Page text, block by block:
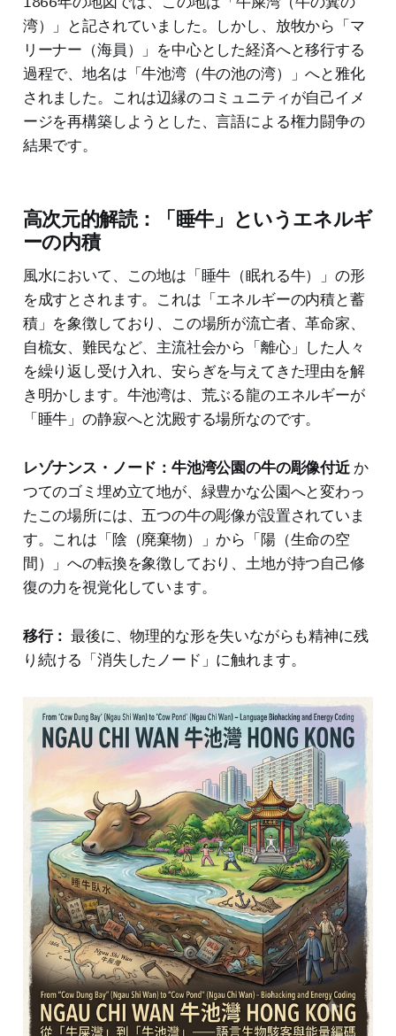
湾）」と記されていました。しかし、放牧から「マ
リーナー（海員）」を中心とした経済へと移行する
過程で、地名は「牛池湾（牛の池の湾）」へと雅化
されました。これは辺縁のコミュニティが自己イメ
ージを再構築しようとした、言語による権力闘争の
結果です。
高次元的解読：「睡牛」というエネルギ
ーの内積
風水において、この地は「睡牛（眠れる牛）」の形
を成すとされます。これは「エネルギーの内積と蓄
積」を象徴しており、この場所が流亡者、革命家、
自梳女、難民など、主流社会から「離心」した人々
を繰り返し受け入れ、安らぎを与えてきた理由を解
き明かします。牛池湾は、荒ぶる龍のエネルギーが
「睡牛」の静寂へと沈殿する場所なのです。
レゾナンス・ノード：牛池湾公園の牛の彫像付近か
つてのゴミ埋め立て地が、緑豊かな公園へと変わっ
たこの場所には、五つの牛の彫像が設置されていま
す。これは「陰（廃棄物）」から「陽（生命の空
間）」への転換を象徴しており、土地が持つ自己修
復の力を視覚化しています。
移行： 最後に、物理的な形を失いながらも精神に残
り続ける「消失したノード」に触れます。